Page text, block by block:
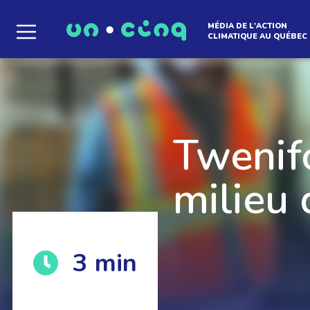
Le média qui
l'atmosphère
notre infolettre pour découvrir des initiatives
qui créent le mouvement.
MÉDIA DE L'ACTION
CLIMATIQUE AU QUÉBEC
milieu
3 min